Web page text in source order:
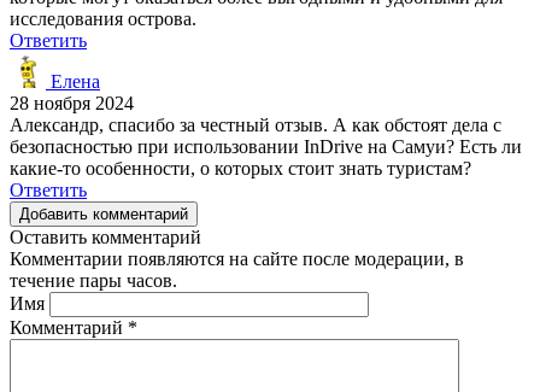
исследования острова.
Ответить
Елена
28 ноября 2024
Александр, спасибо за честный отзыв. А как обстоят дела с
безопасностью при использовании InDrive на Самуи? Есть ли
какие-то особенности, о которых стоит знать туристам?
Ответить
Добавить комментарий
Оставить комментарий
Комментарии появляются на сайте после модерации, в
течение пары часов.
Имя
Комментарий *